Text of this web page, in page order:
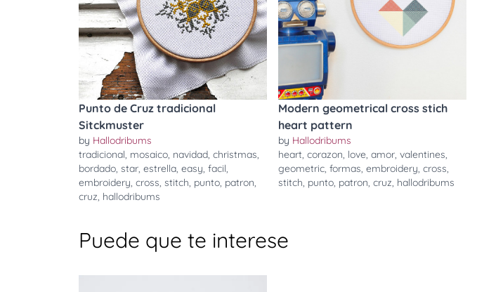
Punto de Cruz tradicional
Sitckmuster
by Hallodribums
tradicional, mosaico, navidad, christmas,
bordado, star, estrella, easy, facil,
embroidery, cross, stitch, punto, patron,
cruz, hallodribums
Modern geometrical cross stich
heart pattern
by Hallodribums
heart, corazon, love, amor, valentines,
geometric, formas, embroidery, cross,
stitch, punto, patron, cruz, hallodribums
Puede que te interese